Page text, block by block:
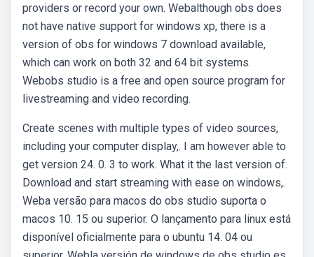
providers or record your own. Webalthough obs does
not have native support for windows xp, there is a
version of obs for windows 7 download available,
which can work on both 32 and 64 bit systems.
Webobs studio is a free and open source program for
livestreaming and video recording.
Create scenes with multiple types of video sources,
including your computer display,. I am however able to
get version 24. 0. 3 to work. What it the last version of.
Download and start streaming with ease on windows,.
Weba versão para macos do obs studio suporta o
macos 10. 15 ou superior. O lançamento para linux está
disponível oficialmente para o ubuntu 14. 04 ou